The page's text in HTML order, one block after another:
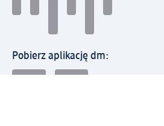
Pobierz aplikację dm: